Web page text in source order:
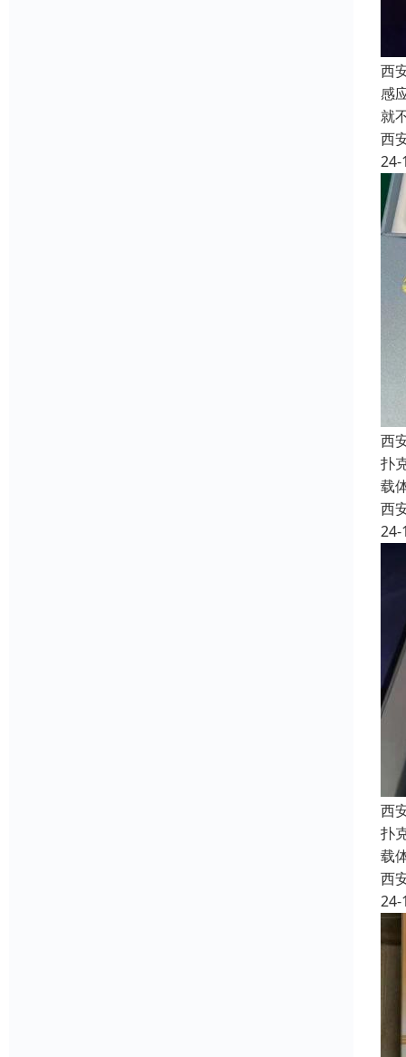
西
感
就
西
24-
西
扑
载
西
24-
西
扑
载
西
24-